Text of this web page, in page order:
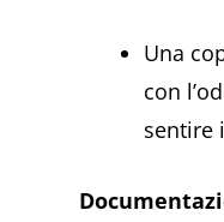
Una
con
sentire